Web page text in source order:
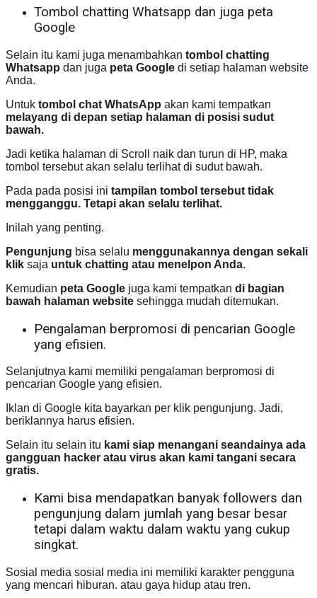
Tombol chatting Whatsapp dan juga peta
Google
Selain itu kami juga menambahkan tombol chatting
Whatsapp dan juga peta Google di setiap halaman website
Anda.
Untuk tombol chat WhatsApp akan kami tempatkan
melayang di depan setiap halaman di posisi sudut
bawah.
Jadi ketika halaman di Scroll naik dan turun di HP, maka
tombol tersebut akan selalu terlihat di sudut bawah.
Pada pada posisi ini tampilan tombol tersebut tidak
mengganggu. Tetapi akan selalu terlihat.
Inilah yang penting.
Pengunjung bisa selalu menggunakannya dengan sekali
klik saja untuk chatting atau menelpon Anda.
Kemudian peta Google juga kami tempatkan di bagian
bawah halaman website sehingga mudah ditemukan.
Pengalaman berpromosi di pencarian Google
yang efisien.
Selanjutnya kami memiliki pengalaman berpromosi di
pencarian Google yang efisien.
Iklan di Google kita bayarkan per klik pengunjung. Jadi,
beriklannya harus efisien.
Selain itu selain itu kami siap menangani seandainya ada
gangguan hacker atau virus akan kami tangani secara
gratis.
Kami bisa mendapatkan banyak followers dan
pengunjung dalam jumlah yang besar besar
tetapi dalam waktu dalam waktu yang cukup
singkat.
Sosial media sosial media ini memiliki karakter pengguna
yang mencari hiburan. atau gaya hidup atau tren.